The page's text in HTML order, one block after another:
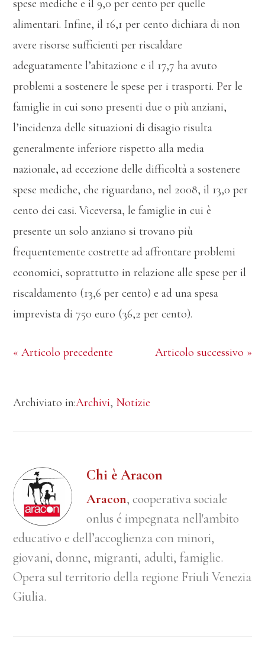
spese mediche e il 9,0 per cento per quelle
alimentari. Infine, il 16,1 per cento dichiara di non
avere risorse sufficienti per riscaldare
adeguatamente l’abitazione e il 17,7 ha avuto
problemi a sostenere le spese per i trasporti. Per le
famiglie in cui sono presenti due o più anziani,
l’incidenza delle situazioni di disagio risulta
generalmente inferiore rispetto alla media
nazionale, ad eccezione delle difficoltà a sostenere
spese mediche, che riguardano, nel 2008, il 13,0 per
cento dei casi. Viceversa, le famiglie in cui è
presente un solo anziano si trovano più
frequentemente costrette ad affrontare problemi
economici, soprattutto in relazione alle spese per il
riscaldamento (13,6 per cento) e ad una spesa
imprevista di 750 euro (36,2 per cento).
« Articolo precedente Articolo successivo »
Archiviato in:Archivi, Notizie
Chi è Aracon
Aracon, cooperativa sociale
onlus é impegnata nell'ambito
educativo e dell’accoglienza con minori,
giovani, donne, migranti, adulti, famiglie.
Opera sul territorio della regione Friuli Venezia
Giulia.